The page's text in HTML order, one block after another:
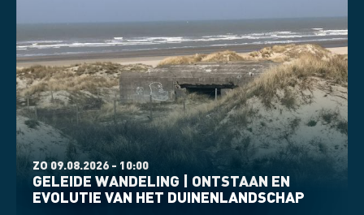
ZO 09.08.2026 - 10:00
GELEIDE WANDELING | ONTSTAAN EN
EVOLUTIE VAN HET DUINENLANDSCHAP